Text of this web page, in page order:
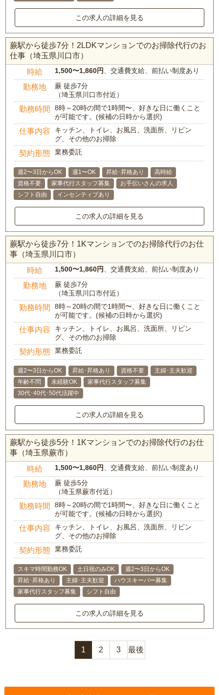
この求人の詳細を見る
蕨駅から徒歩7分！2LDKマンションでのお掃除代行のお
仕事（埼玉県川口市）
時給 1,500〜1,860円 、交通費支給、前払い制度あり
勤務地
蕨 徒歩7分
（埼玉県川口市付近）
勤務時間
8時～20時の間で1時間〜、好きな日に働くこと
が可能です。(候補の日時から選択)
仕事内容
キッチン、トイレ、お風呂、洗面所、リビン
グ、その他のお掃除
契約形態 業務委託
週2〜3日からOK 週1〜OK 昇給･昇格あり
高時給
資格不要
家事代行スタッフ募集
お手伝いさんの求人
シフト自由
インセンティブあり
この求人の詳細を見る
蕨駅から徒歩7分！1Kマンションでのお掃除代行のお仕
事（埼玉県川口市）
時給 1,500〜1,860円 、交通費支給、前払い制度あり
勤務地
蕨 徒歩7分
（埼玉県川口市付近）
勤務時間
8時～20時の間で1時間〜、好きな日に働くこと
が可能です。(候補の日時から選択)
仕事内容
キッチン、トイレ、お風呂、洗面所、リビン
グ、その他のお掃除
契約形態 業務委託
週2〜3日からOK 昇給･昇格あり 資格不要
主婦･主夫歓迎
年齢不問
未経験OK
家事代行スタッフ募集
30代･40代･50代活躍中
この求人の詳細を見る
蕨駅から徒歩5分！1Kマンションでのお掃除代行のお仕
事（埼玉県蕨市）
時給 1,500〜1,860円 、交通費支給、前払い制度あり
勤務地
蕨 徒歩5分
（埼玉県蕨市付近）
勤務時間
8時～20時の間で1時間〜、好きな日に働くこと
が可能です。(候補の日時から選択)
仕事内容
キッチン、トイレ、お風呂、洗面所、リビン
グ、その他のお掃除
契約形態 業務委託
スキマ時間勤務OK 土日祝のみOK
週2〜3日からOK
昇給･昇格あり
主婦･主夫歓迎
ハウスキーパー募集
家事代行スタッフ募集
シフト自由
この求人の詳細を見る
1 2 3 最後